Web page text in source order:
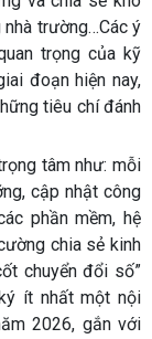
nhà trường…Các ý
trọng của kỹ
đoạn hiện nay,
tiêu chí đánh
tâm như: mỗi
cập nhật công
phần mềm, hệ
chia sẻ kinh
chuyển đổi số”
ít nhất một nội
2026, gắn với